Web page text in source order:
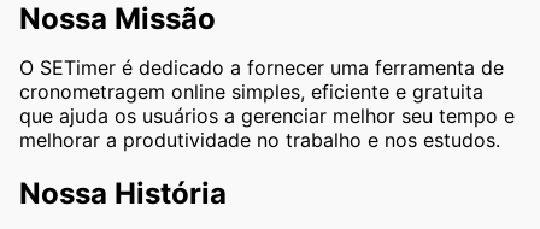
Nossa Missão
O SETimer é dedicado a fornecer uma ferramenta de
cronometragem online simples, eficiente e gratuita
que ajuda os usuários a gerenciar melhor seu tempo e
melhorar a produtividade no trabalho e nos estudos.
Nossa História